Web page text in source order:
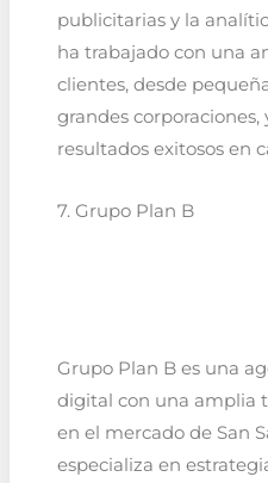
publicitarias y la
ha trabajado con una
clientes, desde
grandes
resultados exitosos en
7. Grupo Plan B
Grupo Plan B es una
digital con una amplia
en el mercado de San
especializa en